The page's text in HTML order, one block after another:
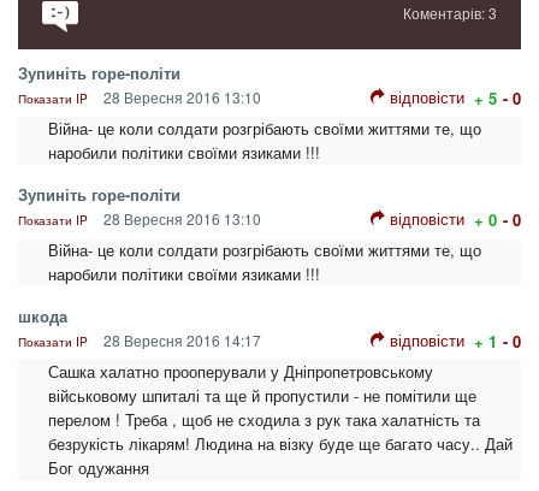
Коментарів: 3
Зупиніть горе-політи
Показати IP 28 Вересня 2016 13:10 відповісти + 5 - 0
Війна- це коли солдати розгрібають своїми життями те, що
наробили політики своїми язиками !!!
Зупиніть горе-політи
Показати IP 28 Вересня 2016 13:10 відповісти + 0 - 0
Війна- це коли солдати розгрібають своїми життями те, що
наробили політики своїми язиками !!!
шкода
Показати IP 28 Вересня 2016 14:17 відповісти + 1 - 0
Сашка халатно прооперували у Дніпропетровському
військовому шпиталі та ще й пропустили - не помітили ще
перелом ! Треба , щоб не сходила з рук така халатність та
безрукість лікарям! Людина на візку буде ще багато часу.. Дай
Бог одужання